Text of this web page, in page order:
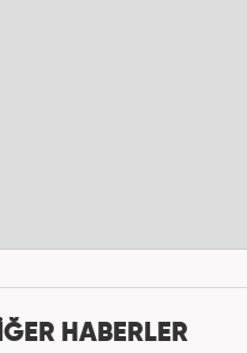
HABERLER